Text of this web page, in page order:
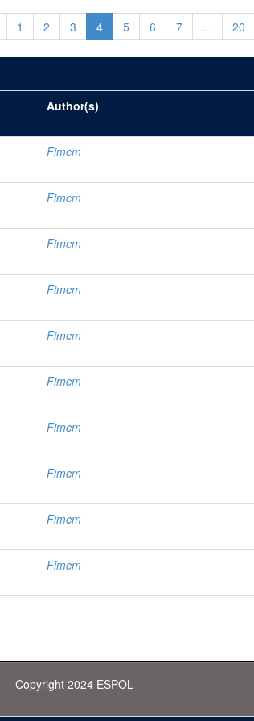
1 2 3 4 5 6 7 ... 20
Author(s)
Fimcm
Fimcm
Fimcm
Fimcm
Fimcm
Fimcm
Fimcm
Fimcm
Fimcm
Fimcm
Copyright 2024 ESPOL